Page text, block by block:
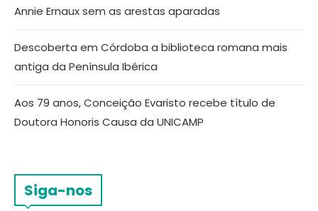
Annie Ernaux sem as arestas aparadas
Descoberta em Córdoba a biblioteca romana mais
antiga da Península Ibérica
Aos 79 anos, Conceição Evaristo recebe título de
Doutora Honoris Causa da UNICAMP
Siga-nos